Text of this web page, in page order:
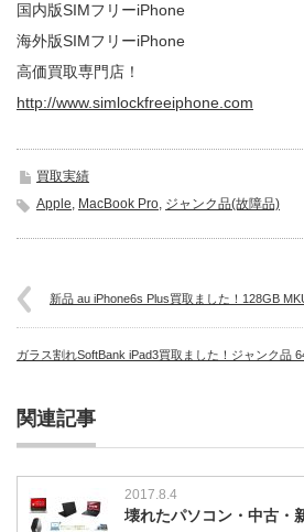
国内版SIMフリーiPhone
海外版SIMフリーiPhone
高価買取専門店！
http://www.simlockfreeiphone.com
買取実績
Apple, MacBook Pro, ジャンク品(故障品)
新品 au iPhone6s Plus買取ました！128GB
ガラス割れSoftBank iPad3買取ました！ジャンク品
関連記事
2017.8.4
壊れたパソコン・中古・